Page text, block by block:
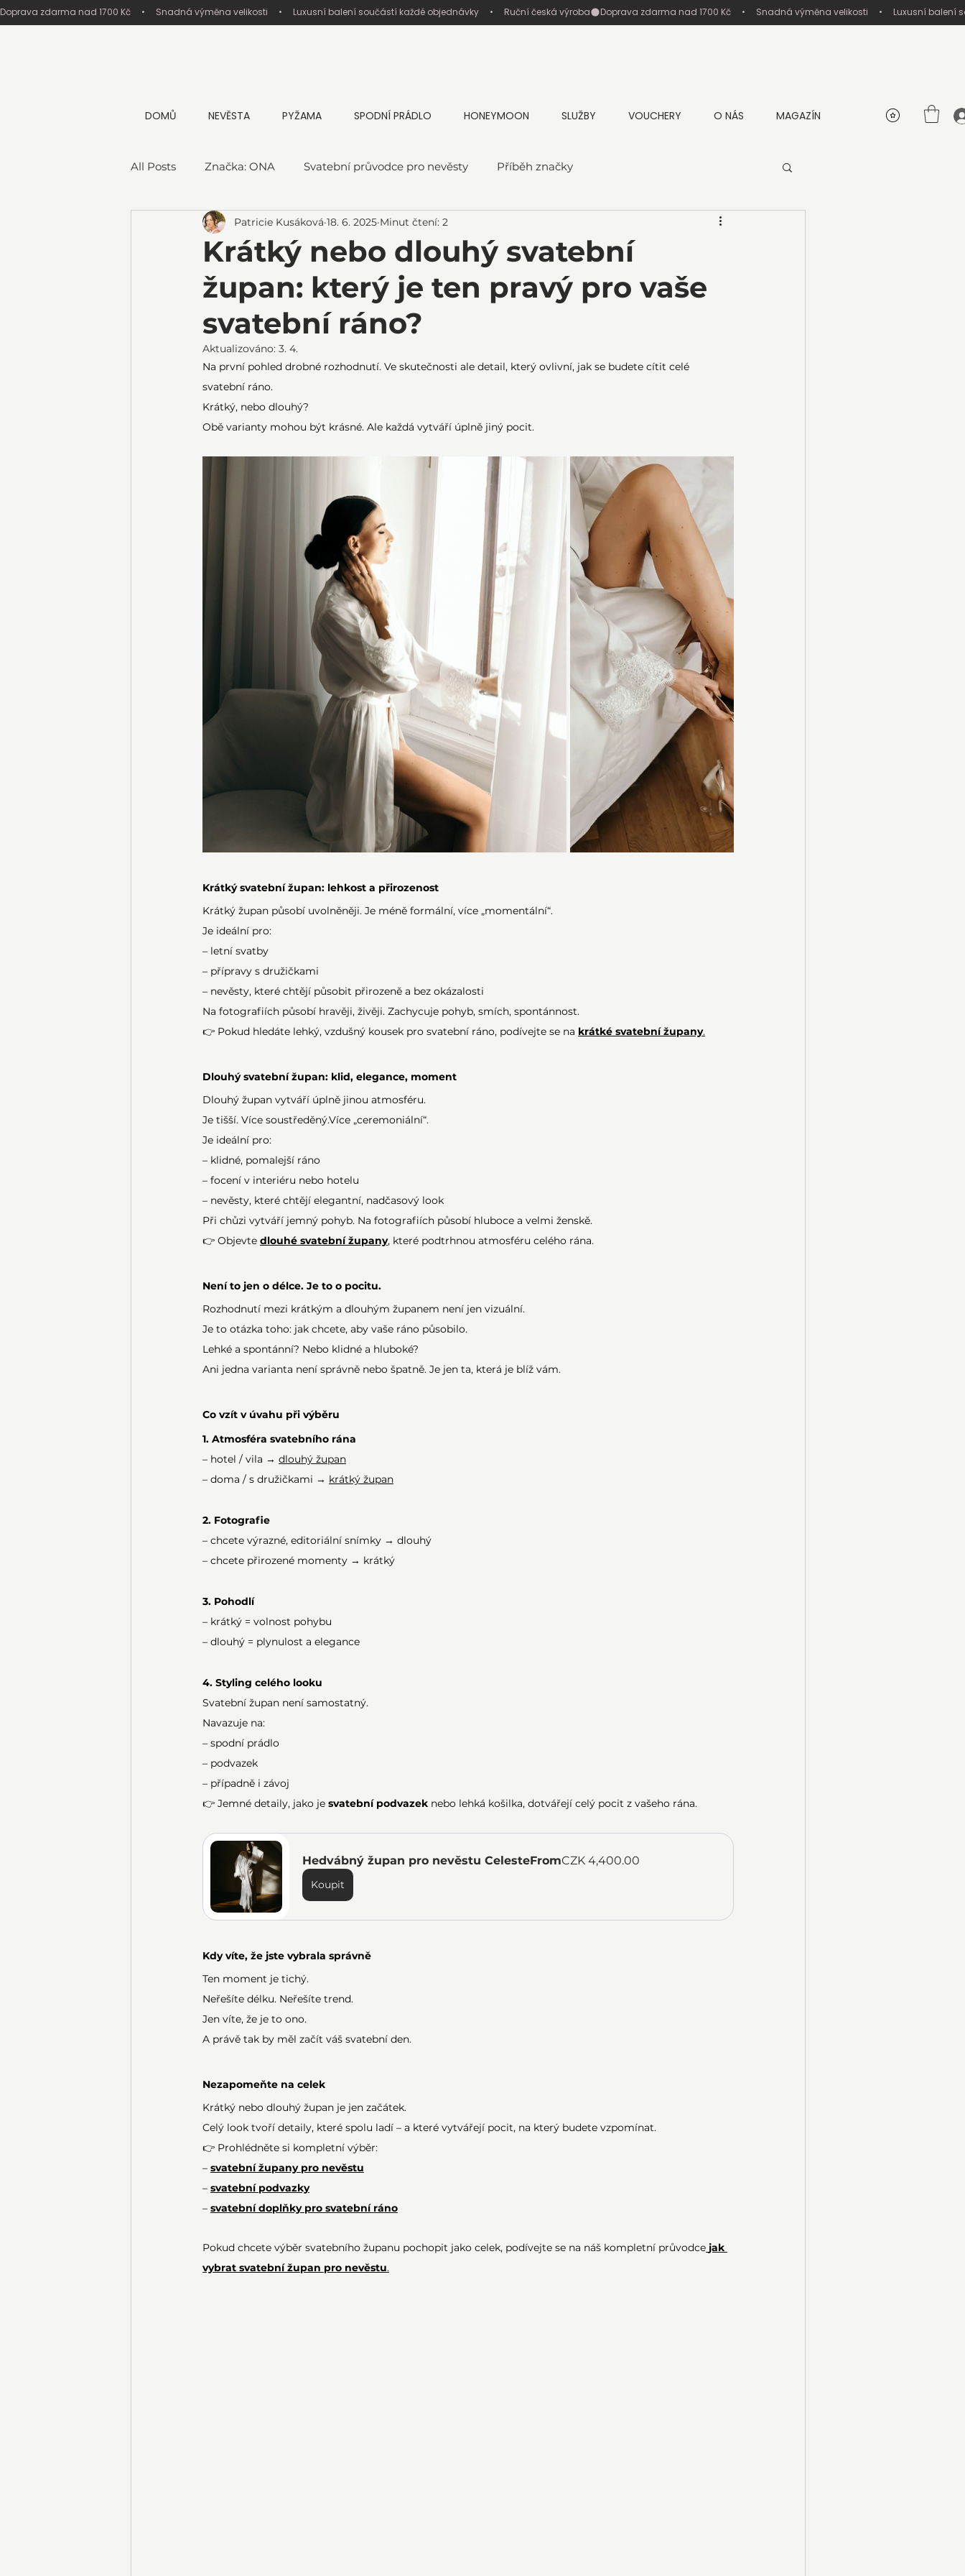
Doprava zdarma nad 1700 Kč     •     Snadná výměna velikosti     •     Luxusní balení součástí každé objednávky     •     Ruční česká výroba
DOMŮ NEVĚSTA PYŽAMA SPODNÍ PRÁDLO HONEYMOON SLUŽBY VOUCHERY O NÁS MAGAZÍN
All Posts Značka: ONA Svatební průvodce pro nevěsty Příběh značky
Krátký nebo dlouhý svatební
župan: který je ten pravý pro vaše
svatební ráno?
Patricie Kusáková 18. 6. 2025 Minut čtení: 2
Aktualizováno: 3. 4.
Na první pohled drobné rozhodnutí. Ve skutečnosti ale detail, který ovlivní, jak se budete cítit celé
svatební ráno.
Krátký, nebo dlouhý?
Obě varianty mohou být krásné. Ale každá vytváří úplně jiný pocit.
Krátký svatební župan: lehkost a přirozenost
Krátký župan působí uvolněněji. Je méně formální, více „momentální“.
Je ideální pro:
– letní svatby
– přípravy s družičkami
– nevěsty, které chtějí působit přirozeně a bez okázalosti
Na fotografiích působí hravěji, živěji. Zachycuje pohyb, smích, spontánnost.
👉 Pokud hledáte lehký, vzdušný kousek pro svatební ráno, podívejte se na krátké svatební župany.
Dlouhý svatební župan: klid, elegance, moment
Dlouhý župan vytváří úplně jinou atmosféru.
Je tišší. Více soustředěný.Více „ceremoniální“.
Je ideální pro:
– klidné, pomalejší ráno
– focení v interiéru nebo hotelu
– nevěsty, které chtějí elegantní, nadčasový look
Při chůzi vytváří jemný pohyb. Na fotografiích působí hluboce a velmi ženskě.
👉 Objevte dlouhé svatební župany, které podtrhnou atmosféru celého rána.
Není to jen o délce. Je to o pocitu.
Rozhodnutí mezi krátkým a dlouhým županem není jen vizuální.
Je to otázka toho: jak chcete, aby vaše ráno působilo.
Lehké a spontánní? Nebo klidné a hluboké?
Ani jedna varianta není správně nebo špatně. Je jen ta, která je blíž vám.
Co vzít v úvahu při výběru
1. Atmosféra svatebního rána
– hotel / vila → dlouhý župan
– doma / s družičkami → krátký župan
2. Fotografie
– chcete výrazné, editoriální snímky → dlouhý
– chcete přirozené momenty → krátký
3. Pohodlí
– krátký = volnost pohybu
– dlouhý = plynulost a elegance
4. Styling celého looku
Svatební župan není samostatný.
Navazuje na:
– spodní prádlo
– podvazek
– případně i závoj
👉 Jemné detaily, jako je svatební podvazek nebo lehká košilka, dotvářejí celý pocit z vašeho rána.
Hedvábný župan pro nevěstu CelesteFromCZK 4,400.00
Koupit
Kdy víte, že jste vybrala správně
Ten moment je tichý.
Neřešíte délku. Neřešíte trend.
Jen víte, že je to ono.
A právě tak by měl začít váš svatební den.
Nezapomeňte na celek
Krátký nebo dlouhý župan je jen začátek.
Celý look tvoří detaily, které spolu ladí – a které vytvářejí pocit, na který budete vzpomínat.
👉 Prohlédněte si kompletní výběr:
– svatební župany pro nevěstu
– svatební podvazky
– svatební doplňky pro svatební ráno
Pokud chcete výběr svatebního županu pochopit jako celek, podívejte se na náš kompletní průvodce jak
vybrat svatební župan pro nevěstu.